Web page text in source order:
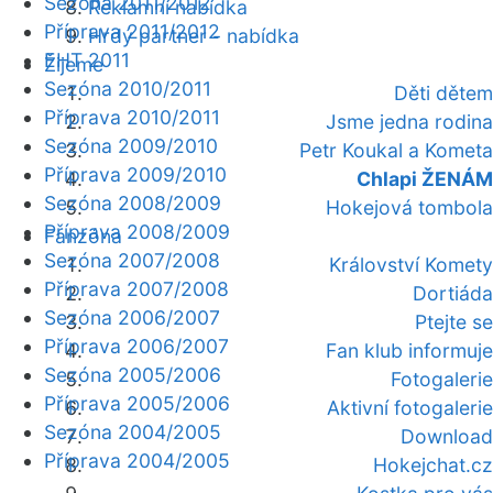
Reklamní nabídka
Hrdý partner - nabídka
Žijeme
Děti dětem
Jsme jedna rodina
Petr Koukal a Kometa
Chlapi ŽENÁM
Hokejová tombola
Fanzóna
Království Komety
Dortiáda
Ptejte se
Fan klub informuje
Fotogalerie
Aktivní fotogalerie
Download
Hokejchat.cz
Příprava 2011/2012
EHT 2011
Sezóna 2010/2011
Příprava 2010/2011
Sezóna 2009/2010
Příprava 2009/2010
Sezóna 2008/2009
Příprava 2008/2009
Sezóna 2007/2008
Příprava 2007/2008
Sezóna 2006/2007
Příprava 2006/2007
Sezóna 2005/2006
Příprava 2005/2006
Sezóna 2004/2005
Příprava 2004/2005